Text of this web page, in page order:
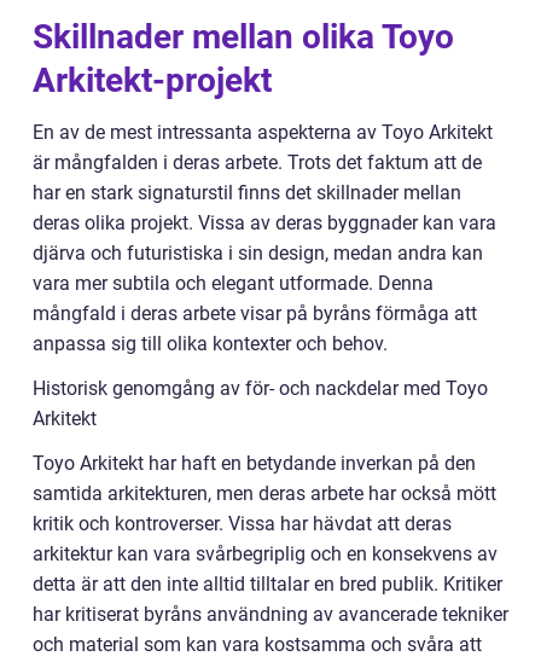
Skillnader mellan olika Toyo
Arkitekt-projekt
En av de mest intressanta aspekterna av Toyo Arkitekt
är mångfalden i deras arbete. Trots det faktum att de
har en stark signaturstil finns det skillnader mellan
deras olika projekt. Vissa av deras byggnader kan vara
djärva och futuristiska i sin design, medan andra kan
vara mer subtila och elegant utformade. Denna
mångfald i deras arbete visar på byråns förmåga att
anpassa sig till olika kontexter och behov.
Historisk genomgång av för- och nackdelar med Toyo
Arkitekt
Toyo Arkitekt har haft en betydande inverkan på den
samtida arkitekturen, men deras arbete har också mött
kritik och kontroverser. Vissa har hävdat att deras
arkitektur kan vara svårbegriplig och en konsekvens av
detta är att den inte alltid tilltalar en bred publik. Kritiker
har kritiserat byråns användning av avancerade tekniker
och material som kan vara kostsamma och svåra att